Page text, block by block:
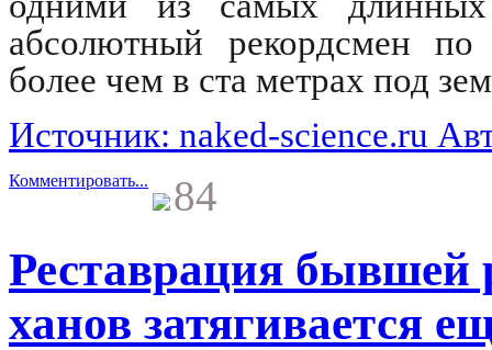
абсолютный рекордсмен по
более чем в ста метрах под
Источник: naked-science.ru
Комментировать... 84
Реставрация бывшей
ханов затягивается